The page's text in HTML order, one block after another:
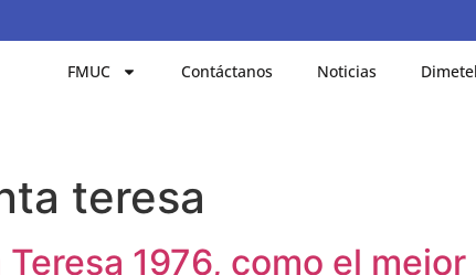
FMUC Contáctanos Noticias
teresa
1976, como el